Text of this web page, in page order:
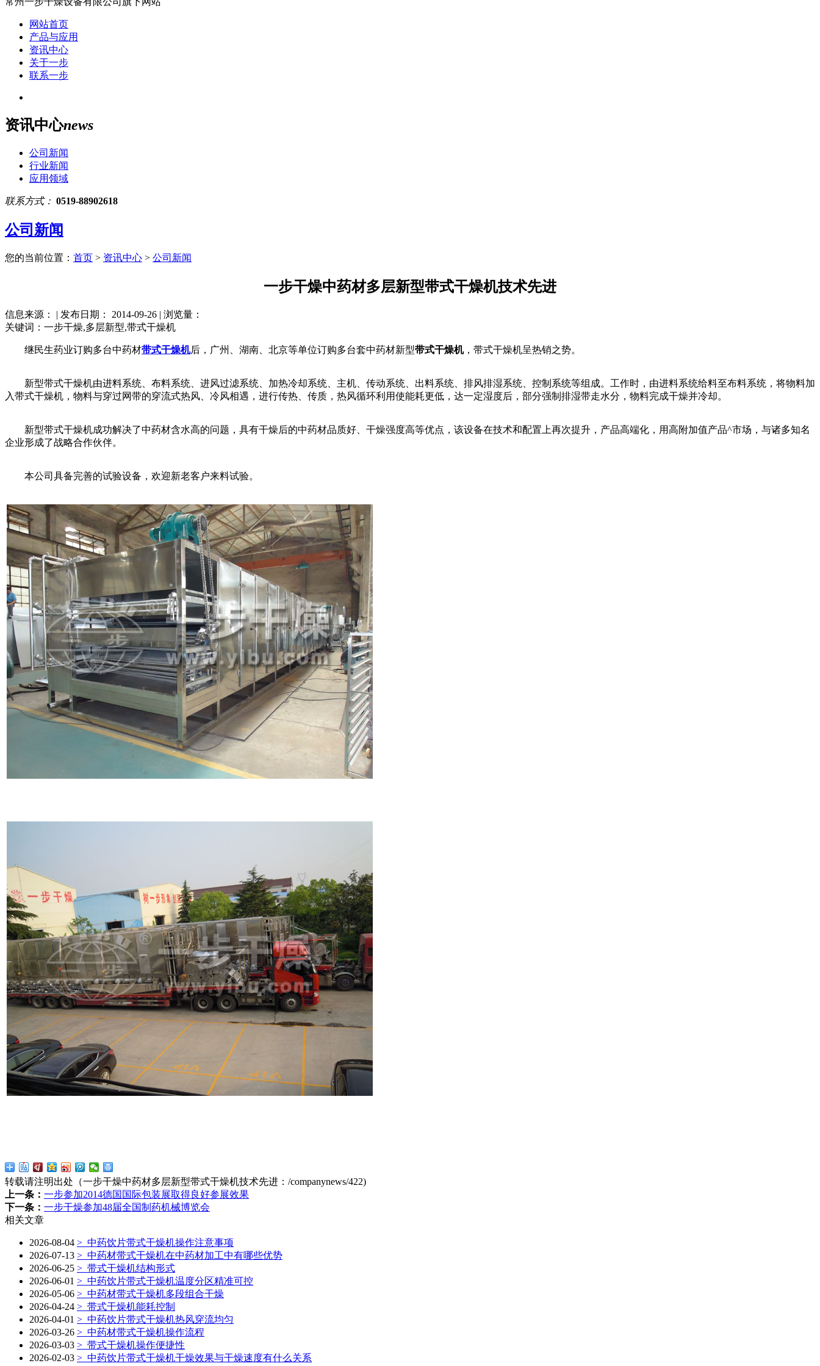
网站首页
产品与应用
资讯中心
关于一步
联系一步
资讯中心news
公司新闻
行业新闻
应用领域
联系方式： 0519-88902618
公司新闻
您的当前位置： 首页 > 资讯中心 > 公司新闻
一步干燥中药材多层新型带式干燥机技术先进
信息来源： | 发布日期： 2014-09-26 | 浏览量：
关键词：一步干燥,多层新型,带式干燥机
继民生药业订购多台中药材带式干燥机后，广州、湖南、北京等单位订购多台套中药材新型带式干燥机，带式干燥机呈热销之势。
新型带式干燥机由进料系统、布料系统、进风过滤系统、加热冷却系统、主机、传动系统、出料系统、排风排湿系统、控制系统等组成。工作时，由进料系统给料至布料系统，将物料加
入带式干燥机，物料与穿过网带的穿流式热风、冷风相遇，进行传热、传质，热风循环利用使能耗更低，达一定湿度后，部分强制排湿带走水分，物料完成干燥并冷却。
新型带式干燥机成功解决了中药材含水高的问题，具有干燥后的中药材品质好、干燥强度高等优点，该设备在技术和配置上再次提升，产品高端化，用高附加值产品^市场，与诸多知名
企业形成了战略合作伙伴。
本公司具备完善的试验设备，欢迎新老客户来料试验。
转载请注明出处（一步干燥中药材多层新型带式干燥机技术先进： /companynews/422)
上一条： 一步参加2014德国国际包装展取得良好参展效果
下一条： 一步干燥参加48届全国制药机械博览会
相关文章
2026-08-04 > 中药饮片带式干燥机操作注意事项
2026-07-13 > 中药材带式干燥机在中药材加工中有哪些优势
2026-06-25 > 带式干燥机结构形式
2026-06-01 > 中药饮片带式干燥机温度分区精准可控
2026-05-06 > 中药材带式干燥机多段组合干燥
2026-04-24 > 带式干燥机能耗控制
2026-04-01 > 中药饮片带式干燥机热风穿流均匀
2026-03-26 > 中药材带式干燥机操作流程
2026-03-03 > 带式干燥机操作便捷性
2026-02-03 > 中药饮片带式干燥机干燥效果与干燥速度有什么关系